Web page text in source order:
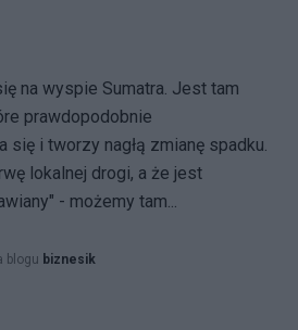
na wyspie Sumatra. Jest tam
prawdopodobnie
się i tworzy nagłą zmianę spadku.
lokalnej drogi, a że jest
- możemy tam...
blogu biznesik